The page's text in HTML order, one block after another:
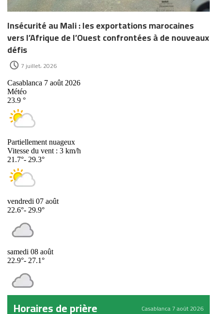
Insécurité au Mali : les exportations marocaines
vers l’Afrique de l’Ouest confrontées à de nouveaux
défis
7 juillet، 2026